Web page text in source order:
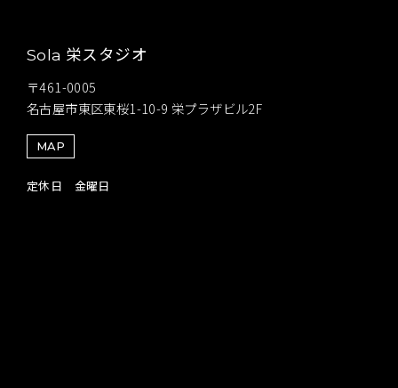
Sola 栄スタジオ
〒461-0005
名古屋市東区東桜1-10-9 栄プラザビル2F
MAP
定休日 金曜日